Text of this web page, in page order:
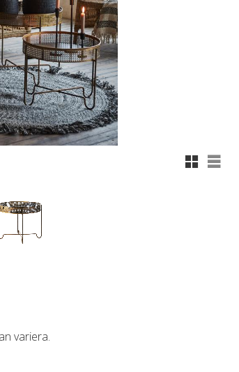
Rutnätsvy
Listvy
variera.